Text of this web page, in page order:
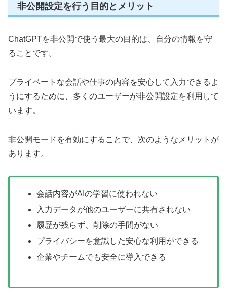
非公開設定を行う目的とメリット
ChatGPTを非公開で使う最大の目的は、自分の情報を守
ることです。
プライベートな会話や仕事の内容を安心して入力できるよ
うにするために、多くのユーザーが非公開設定を利用して
います。
非公開モードを有効にすることで、次のようなメリットが
あります。
会話内容がAIの学習に使われない
入力データが他のユーザーに共有されない
履歴が残らず、削除の手間がない
プライバシーを意識した安心な利用ができる
企業やチームでも安全に導入できる